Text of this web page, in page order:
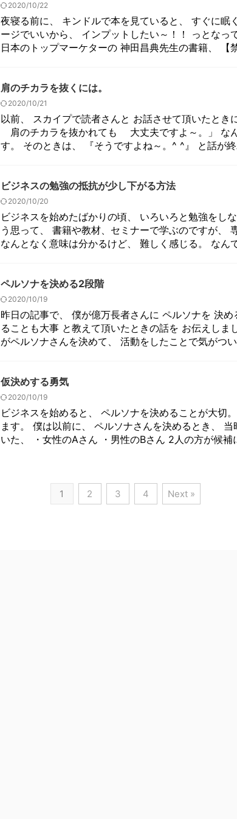
2020/10/22
夜寝る前に、 キンドルで本を見ていると、 すぐに眠
ージでいいから、 インプットしたい～！！ っとなっ
日本のトップマーケターの 神田昌典先生の書籍、 【
肩のチカラを抜くには。
2020/10/21
以前、 スカイプで読者さんと お話させて頂いたとき
肩のチカラを抜かれても 大丈夫ですよ～。」 な
す。 そのときは、 『そうですよね～。^ ^』 と話が
ビジネスの勉強の抵抗が少し下がる方法
2020/10/20
ビジネスを始めたばかりの頃、 いろいろと勉強をし
う思って、 書籍や教材、セミナーで学ぶのですが、
なんとなく意味は分かるけど、 難しく感じる。 なん
ペルソナを決める2段階
2020/10/19
昨日の記事で、 僕が億万長者さんに ペルソナを 決め
ることも大事 と教えて頂いたときの話を お伝えしま
がペルソナさんを決めて、 活動をしたことで気がつ
仮決めする勇気
2020/10/19
ビジネスを始めると、 ペルソナを決めることが大切
ます。 僕は以前に、 ペルソナさんを決めるとき、 当
いた、 ・女性のAさん ・男性のBさん 2人の方が候補
1 2 3 4 Next »